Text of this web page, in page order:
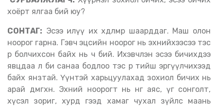
хоёрт ялгаа бий юу?
СОНТАГ: Эсээ илүү их хөдөлмөр шаарддаг. Маш олон
ноорог гарна. Гэвч эцсийн ноорог нь эхнийхээсээ тэс
өөр болчихсон байх нь ч бий. Ихэвчлэн эсээ бичихдээ
явцдаа л би санаа бодлоо тэс өөр тийш эргүүлчихээд
байх янзтай. Үүнтэй харьцуулахад зохиол бичих нь
арай дөмөгхөн. Эхний ноорогт нь өнгө аяс, үг сонголт,
хүсэл зориг, хурд гээд хамаг чухал зүйлс маань